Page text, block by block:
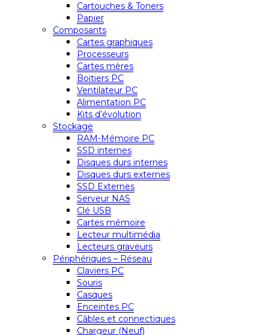
Cartouches & Toners
Papier
Composants
Cartes graphiques
Processeurs
Cartes mères
Boitiers PC
Ventilateur PC
Alimentation PC
Kits d’évolution
Stockage
RAM-Mémoire PC
SSD internes
Disques durs internes
Disques durs externes
SSD Externes
Serveur NAS
Clé USB
Cartes mémoire
Lecteur multimédia
Lecteurs graveurs
Périphériques – Réseau
Claviers PC
Souris
Casques
Enceintes PC
Câbles et connectiques
Chargeur (Neuf)